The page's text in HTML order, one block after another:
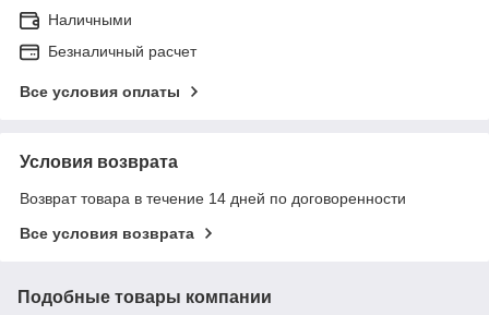
Наличными
Безналичный расчет
Все условия оплаты
Условия возврата
Возврат товара в течение 14 дней по договоренности
Все условия возврата
Подобные товары компании